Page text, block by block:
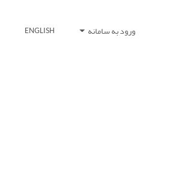
ورود به سامانه ENGLISH